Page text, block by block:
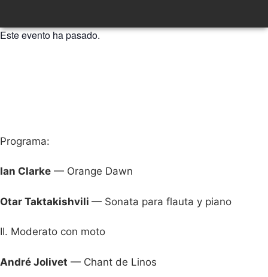
Este evento ha pasado.
Programa:
Ian Clarke — Orange Dawn
Otar Taktakishvili — Sonata para flauta y piano
II. Moderato con moto
André Jolivet — Chant de Linos